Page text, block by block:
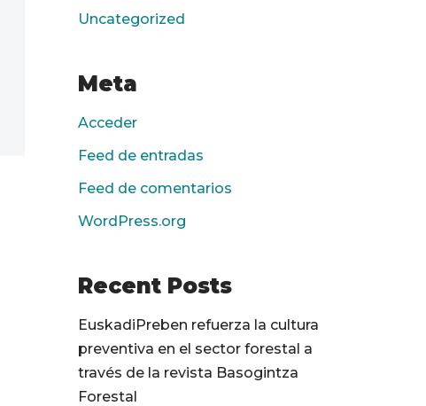
Uncategorized
Meta
Acceder
Feed de entradas
Feed de comentarios
WordPress.org
Recent Posts
EuskadiPreben refuerza la cultura
preventiva en el sector forestal a
través de la revista Basogintza
Forestal